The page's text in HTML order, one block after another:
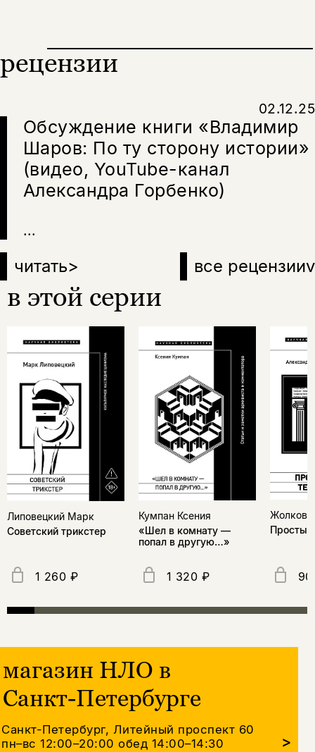
рецензии
Обсуждение книги «Владимир
Шаров: По ту сторону истории»
(видео, YouTube-канал
Александра Горбенко)
02.12.25
...
читать> все рецензииv
в этой серии
Липовецкий Марк
Советский трикстер
1 260 ₽
Кумпан Ксения
«Шел в комнату —
попал в другую…»
1 320 ₽
Простые
магазин НЛО в
Санкт-Петербурге
Санкт-Петербург, Литейный проспект 60
пн–вс 12:00–20:00обед 14:00–14:30 >